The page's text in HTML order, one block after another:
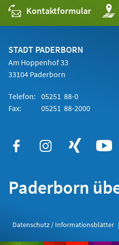
Kontaktformular
in
STADT PADERBORN
Am Hoppenhof 33
33104 Paderborn
Telefon: 05251 88-0
Fax:
05251 88-2000
Paderborn
Datenschutz / Informationsblätter